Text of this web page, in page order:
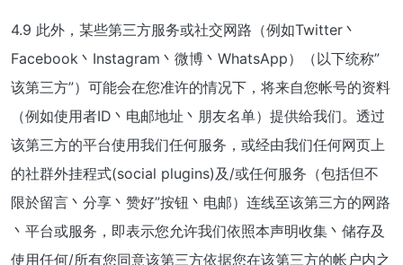
4.9 此外，某些第三方服务或社交网路（例如Twitter丶
Facebook丶Instagram丶微博丶WhatsApp）（以下统称”
该第三方”）可能会在您准许的情况下，将来自您帐号的资料
（例如使用者ID丶电邮地址丶朋友名单）提供给我们。透过
该第三方的平台使用我们任何服务，或经由我们任何网页上
的社群外挂程式(social plugins)及/或任何服务（包括但不
限於留言丶分享丶赞好”按钮丶电邮）连线至该第三方的网路
丶平台或服务，即表示您允许我们依照本声明收集丶储存及
使用任何/所有您同意该第三方依据您在该第三方的帐户内之